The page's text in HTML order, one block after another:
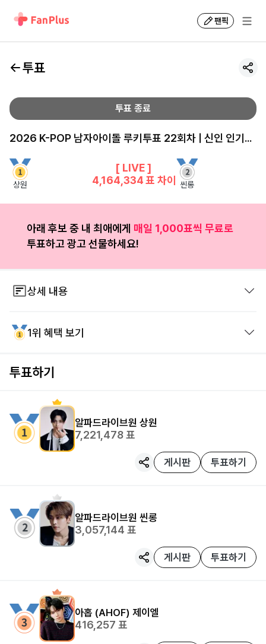
팬픽
투표
투표 종료
2026 K-POP 남자아이돌 루키투표 22회차 | 신인 인기투표 순위
상원
[ LIVE ]
4,164,334표 차이 씬롱
아래 후보 중 내 최애에게 매일 1,000표씩 무료로
투표하고 광고 선물하세요!
상세 내용
※ 투표권 획득방법
3. 광고참여
1위 혜택 보기
투표하기
알파드라이브원 상원
7,221,478표
게시판 투표하기
알파드라이브원 씬롱
3,057,144 표
게시판 투표하기
아홉 (AHOF) 제이엘
416,257 표